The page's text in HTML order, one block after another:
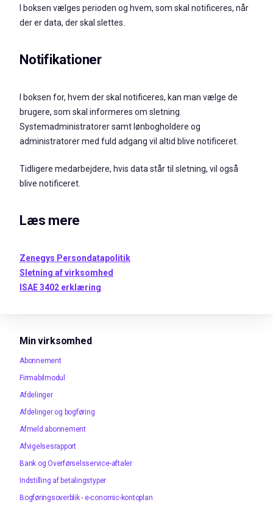
I boksen vælges perioden og hvem, som skal notificeres, når
der er data, der skal slettes.
Notifikationer
I boksen for, hvem der skal notificeres, kan man vælge de
brugere, som skal informeres om sletning.
Systemadministratorer samt lønbogholdere og
administratorer med fuld adgang vil altid blive notificeret.
Tidligere medarbejdere, hvis data står til sletning, vil også
blive notificeret.
Læs mere
Zenegys Persondatapolitik
Sletning af virksomhed
ISAE 3402 erklæring
Min virksomhed
Abonnement
Firmabilmodul
Afdelinger
Afdelinger og bogføring
Afmeld abonnement
Afvigelsesrapport
Bank og Overførselsservice-aftaler
Indstilling af betalingstyper
Bogføringsoverblik - e-conomic-kontoplan